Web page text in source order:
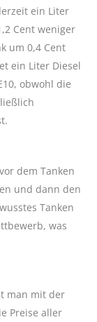
ein Liter
Cent weniger
um 0,4 Cent
ein Liter Diesel
obwohl die
dem Tanken
und dann den
Tanken
was
man mit der
Preise aller